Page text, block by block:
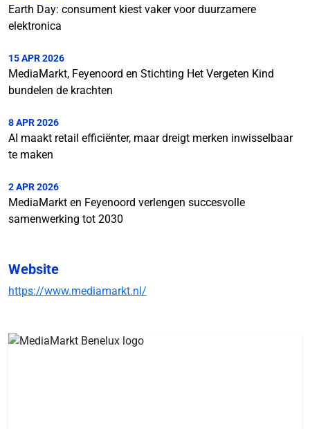
Earth Day: consument kiest vaker voor duurzamere
elektronica
15 APR 2026
MediaMarkt, Feyenoord en Stichting Het Vergeten Kind
bundelen de krachten
8 APR 2026
AI maakt retail efficiënter, maar dreigt merken inwisselbaar
te maken
2 APR 2026
MediaMarkt en Feyenoord verlengen succesvolle
samenwerking tot 2030
Website
https://www.mediamarkt.nl/